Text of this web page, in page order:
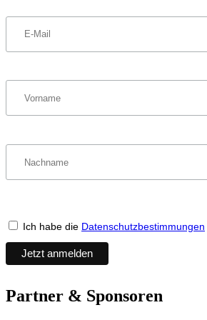
Ich habe die Datenschutzbestimmungen
Partner & Sponsoren